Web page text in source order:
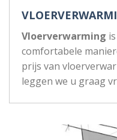
Vloerverwarming
comfortabele
prijs van
leggen we u graag